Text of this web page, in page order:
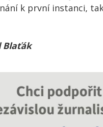
k první instanci,
Blaťák